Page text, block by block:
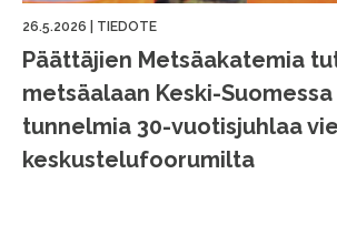
26.5.2026 TIEDOTE
Päättäjien Metsäakatemia
metsäalaan Keski-
tunnelmia 30-vuotisjuhlaa
keskustelufoorumilta